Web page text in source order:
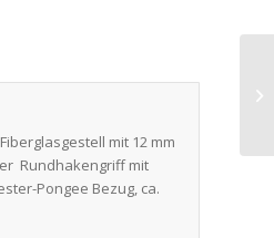
mit 12 mm
Rundhakengriff mit
Pongee Bezug, ca.